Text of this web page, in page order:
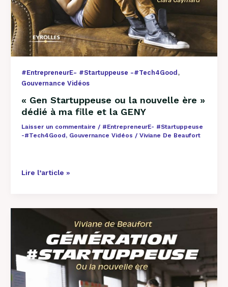
#EntrepreneurE- #Startuppeuse -#Tech4Good,
Gouvernance Vidéos
« Gen Startuppeuse ou la nouvelle ère »
dédié à ma fille et la GENY
Laisser un commentaire / #EntrepreneurE- #Startuppeuse
-#Tech4Good, Gouvernance Vidéos / Viviane De Beaufort
Lire l’article »
l’histoire
Génération
#STARTUPPEUSE